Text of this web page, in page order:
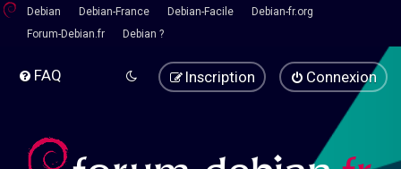
Debian Debian-France Debian-Facile
Debian-fr.org
Forum-Debian.fr
Debian ?
FAQ Connexion
Inscription